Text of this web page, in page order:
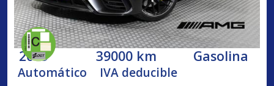
2019 39000 km Gasolina
Automático IVA deducible